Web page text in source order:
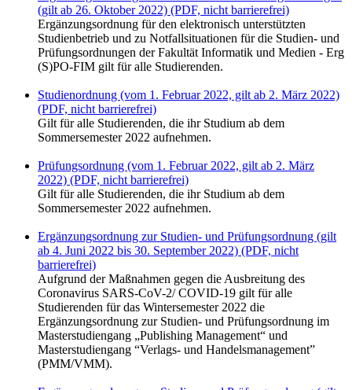
(gilt ab 26. Oktober 2022) (PDF, nicht barrierefrei)
Ergänzungsordnung für den elektronisch unterstützten
Studienbetrieb und zu Notfallsituationen für die Studien- und
Prüfungsordnungen der Fakultät Informatik und Medien - Erg
(S)PO-FIM gilt für alle Studierenden.
Studienordnung (vom 1. Februar 2022, gilt ab 2. März 2022)
(PDF, nicht barrierefrei)
Gilt für alle Studierenden, die ihr Studium ab dem
Sommersemester 2022 aufnehmen.
Prüfungsordnung (vom 1. Februar 2022, gilt ab 2. März
2022) (PDF, nicht barrierefrei)
Gilt für alle Studierenden, die ihr Studium ab dem
Sommersemester 2022 aufnehmen.
Ergänzungsordnung zur Studien- und Prüfungsordnung (gilt
ab 4. Juni 2022 bis 30. September 2022) (PDF, nicht
barrierefrei)
Aufgrund der Maßnahmen gegen die Ausbreitung des
Coronavirus SARS-CoV-2/ COVID-19 gilt für alle
Studierenden für das Wintersemester 2022 die
Ergänzungsordnung zur Studien- und Prüfungsordnung im
Masterstudiengang „Publishing Management“ und
Masterstudiengang “Verlags- und Handelsmanagement”
(PMM/VMM).